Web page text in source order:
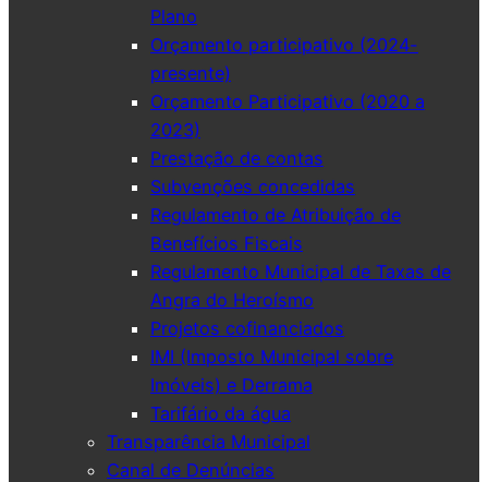
Plano
Orçamento participativo (2024-
presente)
Orçamento Participativo (2020 a
2023)
Prestação de contas
Subvenções concedidas
Regulamento de Atribuição de
Benefícios Fiscais
Regulamento Municipal de Taxas de
Angra do Heroísmo
Projetos cofinanciados
IMI (Imposto Municipal sobre
Imóveis) e Derrama
Tarifário da água
Transparência Municipal
Canal de Denúncias